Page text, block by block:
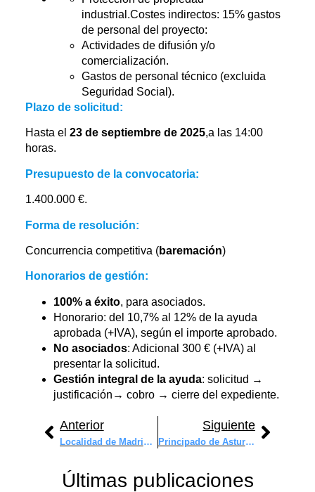
industrial.Costes indirectos: 15% gastos
de personal del proyecto:
Actividades de difusión y/o
comercialización.
Gastos de personal técnico (excluida
Seguridad Social).
Plazo de solicitud:
Hasta el 23 de septiembre de 2025,a las 14:00
horas.
Presupuesto de la convocatoria:
1.400.000 €.
Forma de resolución:
Concurrencia competitiva (baremación)
Honorarios de gestión:
100% a éxito, para asociados.
Honorario: del 10,7% al 12% de la ayuda
aprobada (+IVA), según el importe aprobado.
No asociados: Adicional 300 € (+IVA) al
presentar la solicitud.
Gestión integral de la ayuda: solicitud →
justificación→ cobro → cierre del expediente.
Anterior
Localidad de Madrid – Ayudas a autónomos para relevo de negocio o la creación de empleo en 2024 (Ref. 141-25)
Siguiente
Principado de Asturias – Fomento del emprendimiento innovador (Ref. 213-25)
Últimas publicaciones